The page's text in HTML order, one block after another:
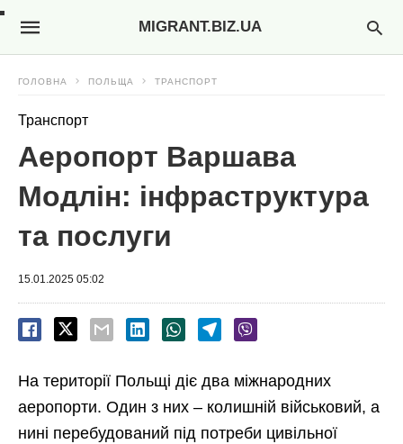
MIGRANT.BIZ.UA
ГОЛОВНА ПОЛЬЩА ТРАНСПОРТ
Транспорт
Аеропорт Варшава
Модлін: інфраструктура
та послуги
15.01.2025 05:02
На території Польщі діє два міжнародних
аеропорти. Один з них – колишній військовий, а
нині перебудований під потреби цивільної